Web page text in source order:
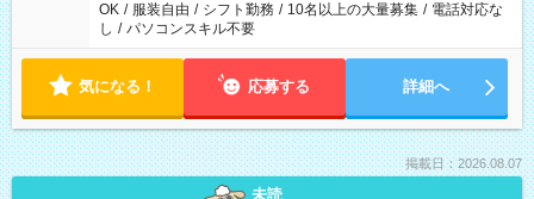
OK / 服装自由 / シフト勤務 / 10名以上の大量募集 / 電話対応な
し / パソコンスキル不要
気になる！ 応募する 詳細へ
掲載日：2026.08.07
未読